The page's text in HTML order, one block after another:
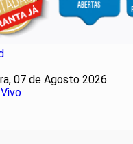
07 de Agosto 2026